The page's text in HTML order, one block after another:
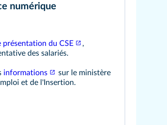
numérique
présentation du CSE
,
des salariés.
informations
sur le ministère
et de l'Insertion.